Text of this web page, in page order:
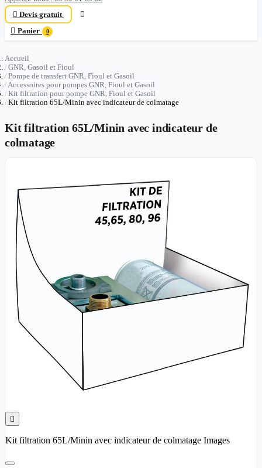
 Devis gratuit

 Panier 0
Accueil
GNR, Gasoil et Fioul
Pompe de transfert GNR, Fioul et Gasoil
Accessoires pour pompes GNR, Fioul et Gasoil
Kit filtration pour pompe GNR, Fioul et Gasoil
Kit filtration 65L/Minin avec indicateur de colmatage
Kit filtration 65L/Minin avec indicateur de
colmatage

Kit filtration 65L/Minin avec indicateur de colmatage Images